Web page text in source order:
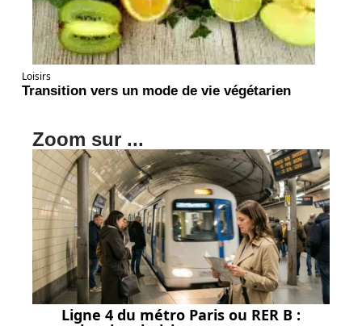
Loisirs
Transition vers un mode de vie végétarien
Zoom sur ...
Ligne 4 du métro Paris ou RER B :